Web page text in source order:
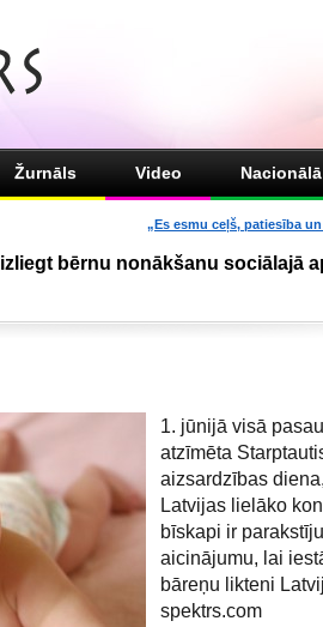
Žurnāls Video
„Es esmu ceļš, patiesība
bērnu nonākšanu sociālajā
1. jūnijā visā
atzīmēta
aizsardzības
Latvijas lielāko
bīskapi ir
aicinājumu, lai
bāreņu likteni
spektrs.com